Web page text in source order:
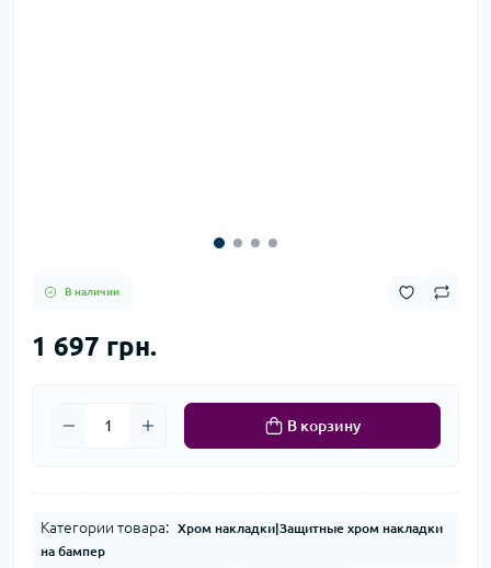
В наличии
1 697 грн.
В корзину
Категории товара:
Хром накладки|Защитные хром накладки
на бампер